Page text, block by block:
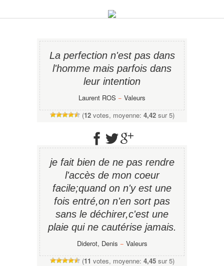
La perfection n'est pas dans
l'homme mais parfois dans
leur intention
Laurent ROS − Valeurs
(12votes, moyenne: 4,42sur 5)
je fait bien de ne pas rendre
l'accès de mon coeur
facile;quand on n'y est une
fois entré,on n'en sort pas
sans le déchirer,c'est une
plaie qui ne cautérise jamais.
Diderot, Denis − Valeurs
(11 votes, moyenne: 4,45sur 5)